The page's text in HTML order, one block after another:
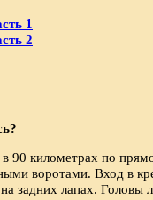
1
2
километрах по
воротами. Вход в
задних лапах. Головы